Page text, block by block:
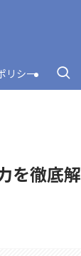
リシー
を徹底解